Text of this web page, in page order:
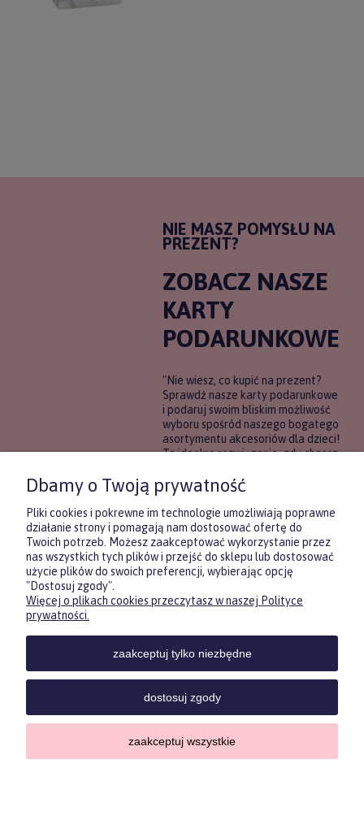
NIE MASZ POMYSŁU NA
PREZENT?
ZOBACZ NASZE
KARTY
PODARUNKOWE
"Nie wiesz, co kupić na prezent?
Sprawdź nasze karty podarunkowe
i podaruj swoim bliskim możliwość
wyboru spośród naszego bogatego
asortymentu akcesoriów dla dzieci!
To idealne rozwiązanie, gdy chcesz
pewności, co będzie najbardziej
trafione.
DOWIEDZ SIĘ WIĘCEJ
KONTAKTPOMOC MOJE
Sklep internetowy Shoper.pl
Zasubskrybuj nasz newsletter
i otrzymaj5% rabatu na pierwszyzakup.
Twój email
Dbamy o Twoją prywatność
Pliki cookies i pokrewne im technologie umożliwiają poprawne
działanie strony i pomagają nam dostosować ofertę do
Twoich potrzeb. Możesz zaakceptować wykorzystanie przez
nas wszystkich tych plików i przejść do sklepu lub dostosować
użycie plików do swoich preferencji, wybierając opcję
"Dostosuj zgody".
Więcej o plikach cookies przeczytasz w naszej Polityce
prywatności.
zaakceptuj tylko niezbędne
dostosuj zgody
zaakceptuj wszystkie